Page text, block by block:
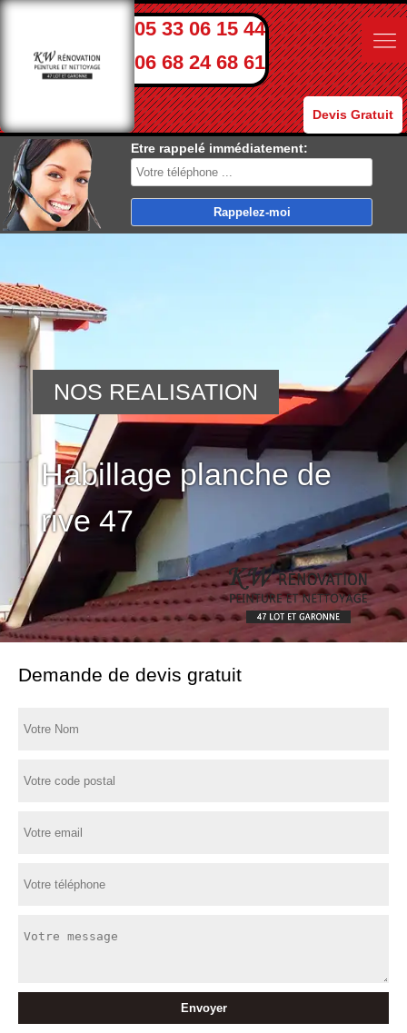
05 33 06 15 44
06 68 24 68 61
Devis Gratuit
Etre rappelé immédiatement:
Habillage planche de
rive 47
NOS REALISATION
Demande de devis gratuit